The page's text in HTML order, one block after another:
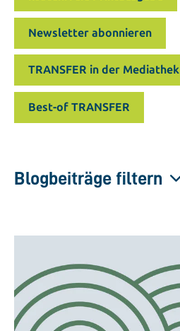
Newsletter abonnieren
TRANSFER in der Mediathek
Best-of TRANSFER
Blogbeiträge filtern